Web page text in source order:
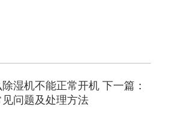
除湿机不能正常开机 下一篇：
问题及处理方法